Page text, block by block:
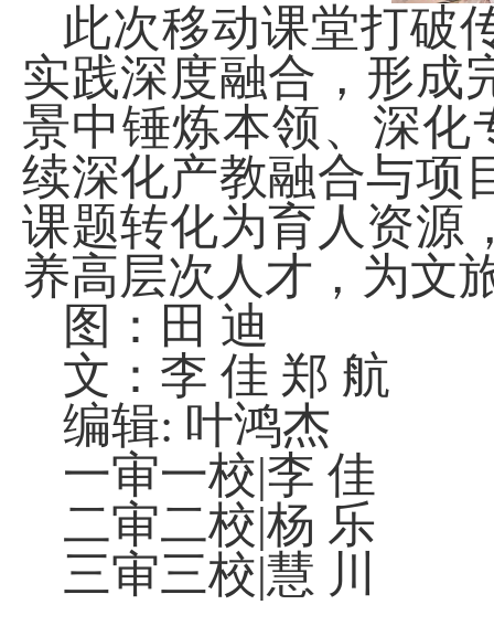
此次移动课堂打破
实践深度融合，形成
景中锤炼本领、深
续深化产教融合与项
课题转化为育人资源
养高层次人才，为文
图：田 迪
文：李 佳 郑 航
编辑: 叶鸿杰
一审一校|李 佳
二审二校|杨 乐
三审三校|慧 川